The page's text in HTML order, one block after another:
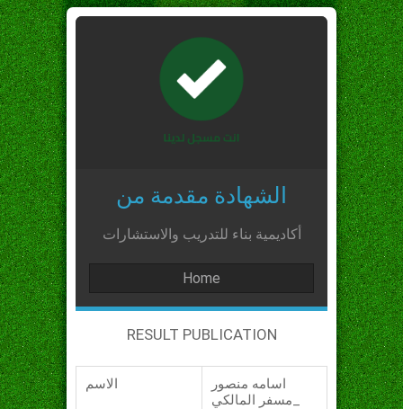
الشهادة مقدمة من
أكاديمية بناء للتدريب والاستشارات
Home
RESULT PUBLICATION
الاسم
اسامه منصور